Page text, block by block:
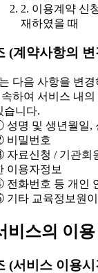
2. 이용계약 신
재하였을 때
(계약사항의 변
다음 사항을 변경
하여 서비스 내
습니다.
성명 및 생년월일,
비밀번호
자료신청 / 기관회
이용자정보
전화번호 등 개인
기타 교육정보원
비스의 이용
(서비스 이용시